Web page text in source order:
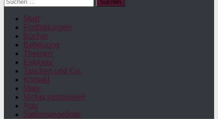
nach:
Start
Fortbildungen
Bücher
Betreuung
Themen
Exklusiv
Taschen und Co.
Kontakt
Maw
Nichts verpassen!
App
Stellenangebote